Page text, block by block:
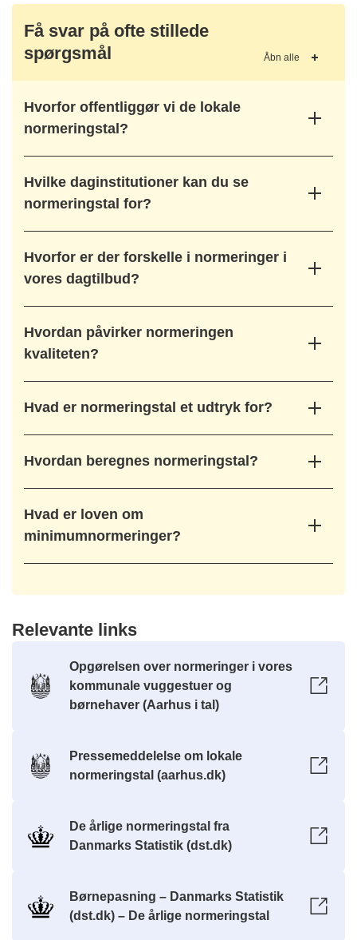
Få svar på ofte stillede
spørgsmål
Åbn alle
Hvorfor offentliggør vi de lokale
normeringstal?
Hvilke daginstitutioner kan du se
normeringstal for?
Hvorfor er der forskelle i normeringer i
vores dagtilbud?
Hvordan påvirker normeringen
kvaliteten?
Hvad er normeringstal et udtryk for?
Hvordan beregnes normeringstal?
Hvad er loven om
minimumnormeringer?
Relevante links
Opgørelsen over normeringer i vores
kommunale vuggestuer og
børnehaver (Aarhus i tal)
Pressemeddelelse om lokale
normeringstal (aarhus.dk)
De årlige normeringstal fra
Danmarks Statistik (dst.dk)
Børnepasning – Danmarks Statistik
(dst.dk) – De årlige normeringstal